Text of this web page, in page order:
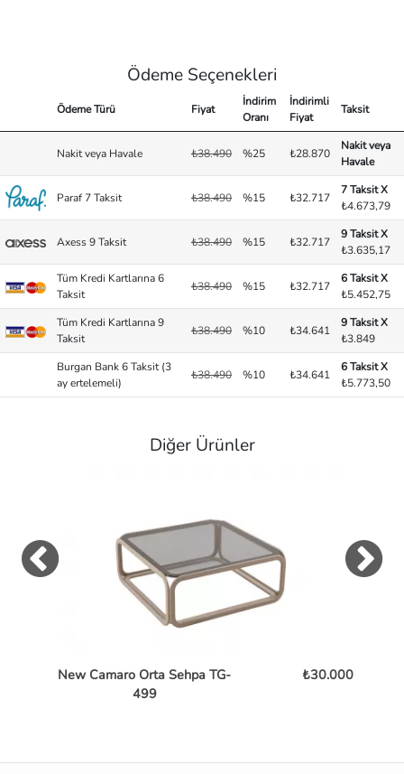
Ödeme Seçenekleri
Ödeme Türü Fiyat
İndirim
Oranı
İndirimli
Fiyat
Taksit
Nakit veya Havale ₺38.490 %25 ₺28.870
Nakit veya
Havale
Paraf 7 Taksit ₺38.490 %15 ₺32.717
7 Taksit X
₺4.673,79
Axess 9 Taksit ₺38.490 %15 ₺32.717
9 Taksit X
₺3.635,17
Tüm Kredi Kartlarına 6
Taksit
₺38.490 %15 ₺32.717
6 Taksit X
₺5.452,75
Tüm Kredi Kartlarına 9
Taksit
₺38.490 %10 ₺34.641
9 Taksit X
₺3.849
Burgan Bank 6 Taksit (3
ay ertelemeli)
₺38.490 %10 ₺34.641
6 Taksit X
₺5.773,50
Diğer Ürünler
New Camaro Orta Sehpa TG-
499
₺30.000